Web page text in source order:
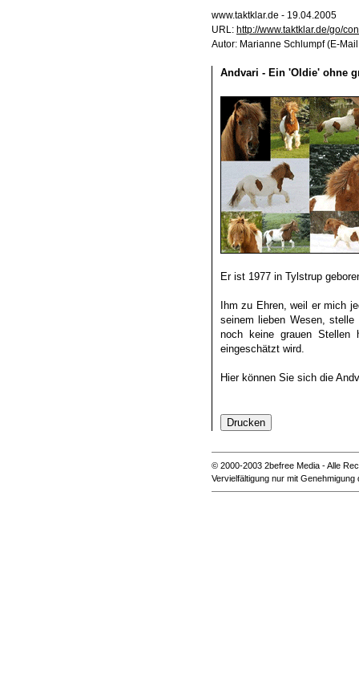
www.taktklar.de - 19.04.2005
URL: http://www.taktklar.de/go/
Autor: Marianne Schlumpf (E-
Andvari - Ein 'Oldie' ohne
Er ist 1977 in Tylstrup
Ihm zu Ehren, weil er mich
seinem lieben Wesen,
noch keine grauen
eingeschätzt wird.
Hier können Sie sich die
© 2000-2003 2befree Media - Alle
Vervielfältigung nur mit Genehmigung